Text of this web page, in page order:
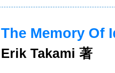
The Memory Of
Erik Takami 著